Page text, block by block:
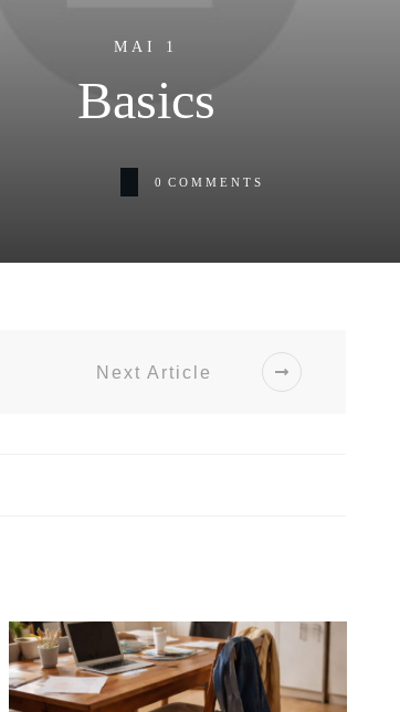
MAI 1
Basics
0 COMMENTS
Next Article